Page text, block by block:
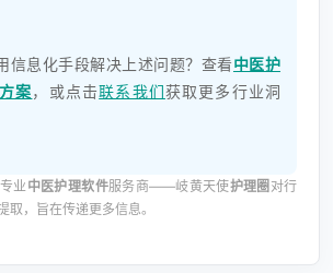
信息化手段解决上述问题？查看中医护
案，或点击联系我们获取更多行业洞
业中医护理软件服务商——岐黄天使护理圈 对行
取，旨在传递更多信息。